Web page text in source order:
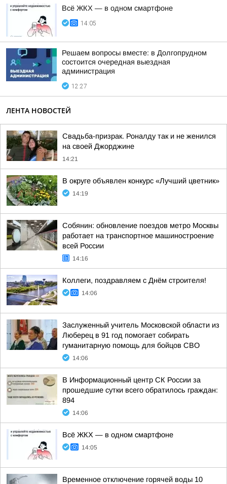
Всё ЖКХ — в одном смартфоне
14:05
Решаем вопросы вместе: в Долгопрудном
состоится очередная выездная
администрация
12:27
ЛЕНТА НОВОСТЕЙ
Свадьба-призрак. Роналду так и не женился
на своей Джорджине
14:21
В округе объявлен конкурс «Лучший цветник»
14:19
Собянин: обновление поездов метро Москвы
работает на транспортное машиностроение
всей России
14:16
Коллеги, поздравляем с Днём строителя!
14:06
Заслуженный учитель Московской области из
Люберец в 91 год помогает собирать
гуманитарную помощь для бойцов СВО
14:06
В Информационный центр СК России за
прошедшие сутки всего обратилось граждан:
894
14:06
Всё ЖКХ — в одном смартфоне
14:05
Временное отключение горячей воды 10